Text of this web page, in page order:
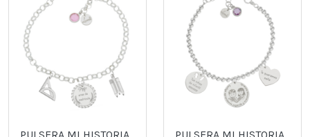
PULSERA MI HISTORIA PULSERA MI HISTORIA